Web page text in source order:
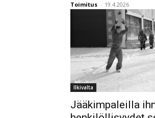
Toimitus - 19.4.2026
Ilkivalta
Jääkimpaleilla